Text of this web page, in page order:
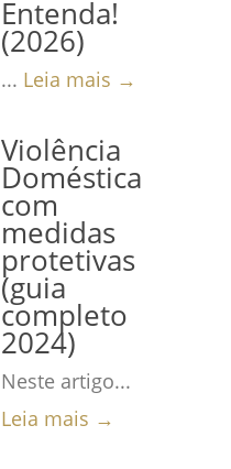
Entenda!
(2026)
... Leia mais →
Violência
Doméstica
com
medidas
protetivas
(guia
completo
2024)
Neste artigo...
Leia mais →